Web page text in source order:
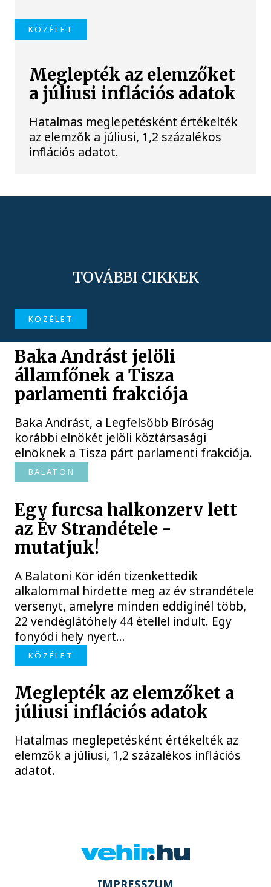
KÖZÉLET
Meglepték az elemzőket
a júliusi inflációs adatok
Hatalmas meglepetésként értékelték
az elemzők a júliusi, 1,2 százalékos
inflációs adatot.
TOVÁBBI CIKKEK
KÖZÉLET
Baka Andrást jelöli
államfőnek a Tisza
parlamenti frakciója
Baka Andrást, a Legfelsőbb Bíróság
korábbi elnökét jelöli köztársasági
elnöknek a Tisza párt parlamenti frakciója.
BALATON
Egy furcsa halkonzerv lett
az Év Strandétele -
mutatjuk!
A Balatoni Kör idén tizenkettedik
alkalommal hirdette meg az év strandétele
versenyt, amelyre minden eddiginél több,
22 vendéglátóhely 44 étellel indult. Egy
fonyódi hely nyert...
KÖZÉLET
Meglepték az elemzőket a
júliusi inflációs adatok
Hatalmas meglepetésként értékelték az
elemzők a júliusi, 1,2 százalékos inflációs
adatot.
IMPRESSZUM